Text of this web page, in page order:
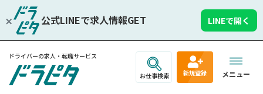
公式LINEで求人情報GET LINEで開く
ドライバーの求人・転職サービス
お仕事検索 新規登録 メニュー